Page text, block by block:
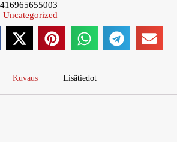
Uncategorized
Kuvaus Lisätiedot